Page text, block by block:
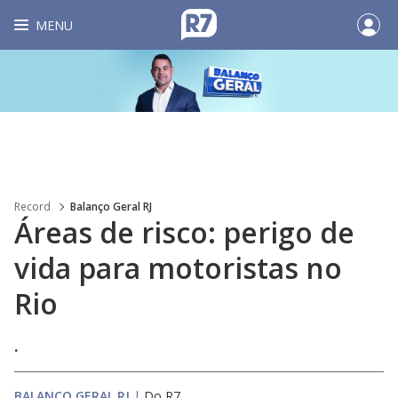
MENU
Record Balanço Geral RJ
Áreas de risco: perigo de
vida para motoristas no
Rio
.